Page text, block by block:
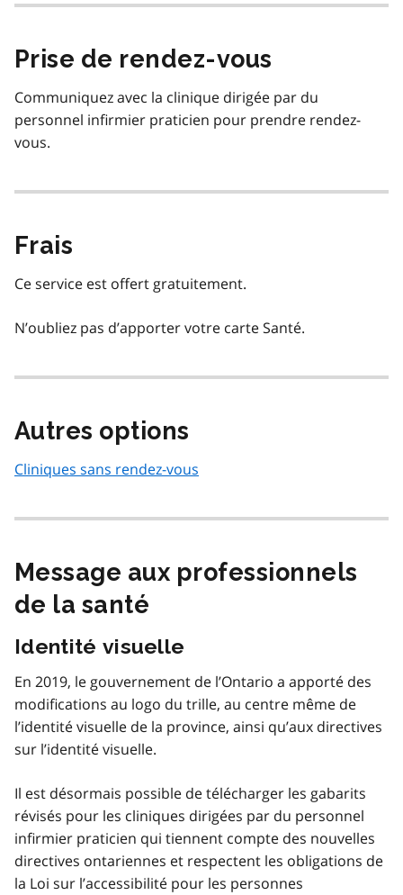
Prise de rendez-vous
Communiquez avec la clinique dirigée par du
personnel infirmier praticien pour prendre rendez-
vous.
Frais
Ce service est offert gratuitement.
N’oubliez pas d’apporter votre carte Santé.
Autres options
Cliniques sans rendez-vous
Message aux professionnels
de la santé
Identité visuelle
En 2019, le gouvernement de l’Ontario a apporté des
modifications au logo du trille, au centre même de
l’identité visuelle de la province, ainsi qu’aux directives
sur l’identité visuelle.
Il est désormais possible de télécharger les gabarits
révisés pour les cliniques dirigées par du personnel
infirmier praticien qui tiennent compte des nouvelles
directives ontariennes et respectent les obligations de
la Loi sur l’accessibilité pour les personnes